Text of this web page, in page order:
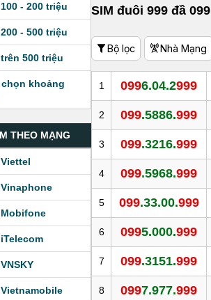
- 200 triệu
- 500 triệu
500 triệu
khoảng
THEO MẠNG
SIM đuôi 999 đầ 099
Bộ lọc Nhà Mạng
1 0996.04.2999
2 099.5886.999
3 099.3216.999
4 099.5968.999
5 099.33.00.999
6 0995.000.999
7 099.3151.999
8 0997.977.999